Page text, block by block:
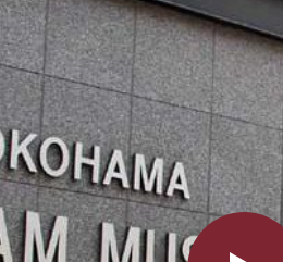
サイト